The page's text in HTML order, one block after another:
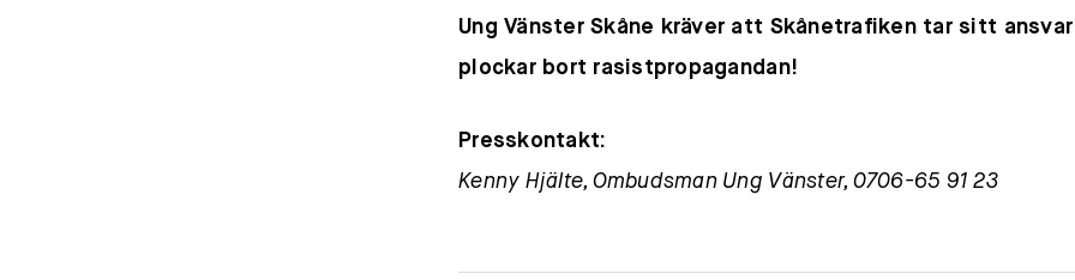
Ung Vänster Skåne kräver att Skånetrafiken tar sitt
plockar bort rasistpropagandan!
Presskontakt:
Kenny Hjälte, Ombudsman Ung Vänster, 0706-65 91 23